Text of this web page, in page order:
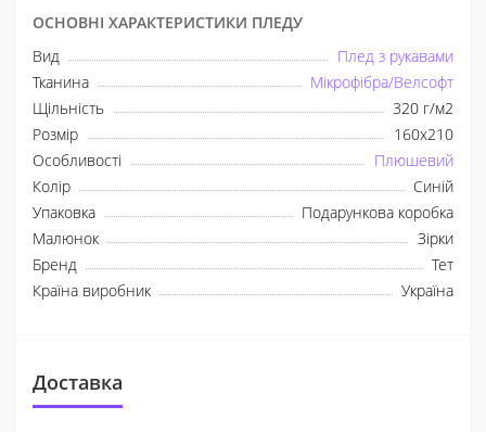
ОСНОВНІ ХАРАКТЕРИСТИКИ ПЛЕДУ
Вид
Плед з рукавами
Тканина
Мікрофібра/Велсофт
Щільність
320 г/м2
Розмір
160х210
Особливості
Плюшевий
Колір
Синій
Упаковка
Подарункова коробка
Малюнок
Зірки
Бренд
Тет
Країна виробник
Україна
Доставка